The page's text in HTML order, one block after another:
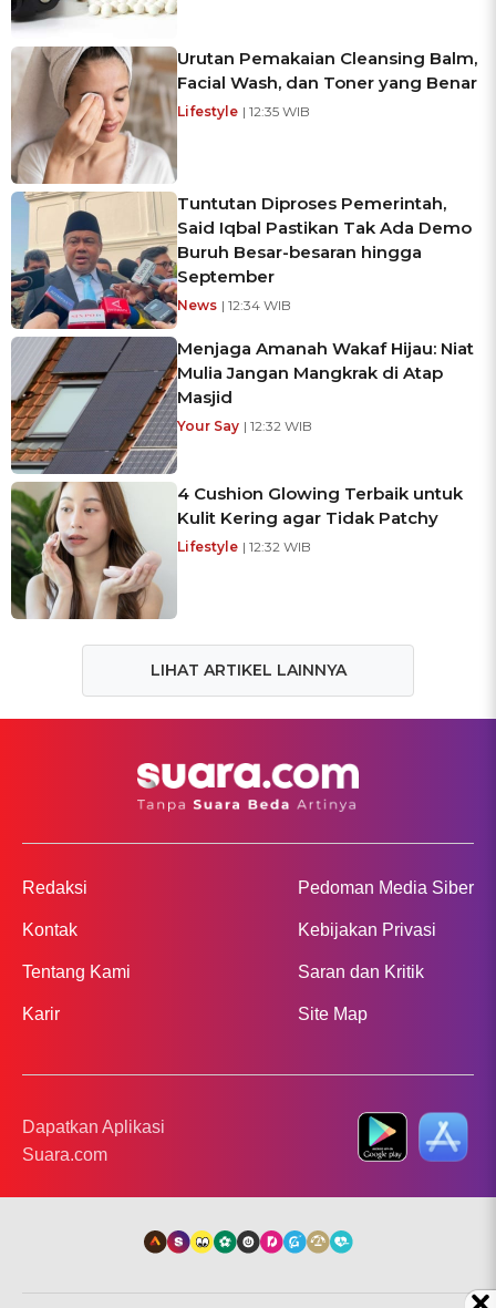
Urutan Pemakaian Cleansing Balm,
Facial Wash, dan Toner yang Benar
Lifestyle | 12:35 WIB
Tuntutan Diproses Pemerintah,
Said Iqbal Pastikan Tak Ada Demo
Buruh Besar-besaran hingga
September
News | 12:34 WIB
Menjaga Amanah Wakaf Hijau: Niat
Mulia Jangan Mangkrak di Atap
Masjid
Your Say | 12:32 WIB
4 Cushion Glowing Terbaik untuk
Kulit Kering agar Tidak Patchy
Lifestyle | 12:32 WIB
LIHAT ARTIKEL LAINNYA
Redaksi
Kontak
Tentang Kami
Karir
Pedoman Media Siber
Kebijakan Privasi
Saran dan Kritik
Site Map
Dapatkan Aplikasi
Suara.com